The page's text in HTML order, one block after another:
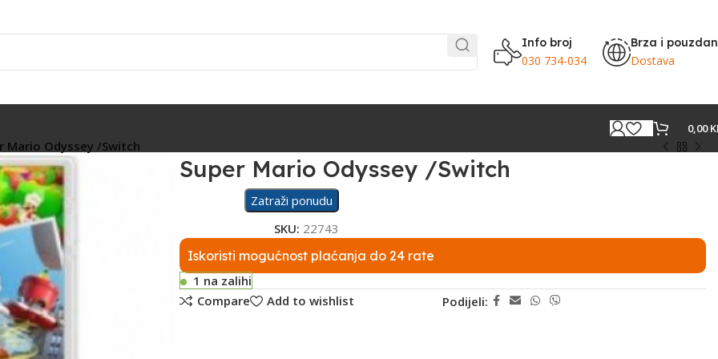
Info broj
030 734-034
Brza i
Dostava
0,00
Mario Odyssey /Switch
Super Mario Odyssey /Switch
Zatraži ponudu
SKU: 22743
Iskoristi mogućnost plaćanja do 24 rate
1 na zalihi
Compare
Add to wishlist Podijeli: